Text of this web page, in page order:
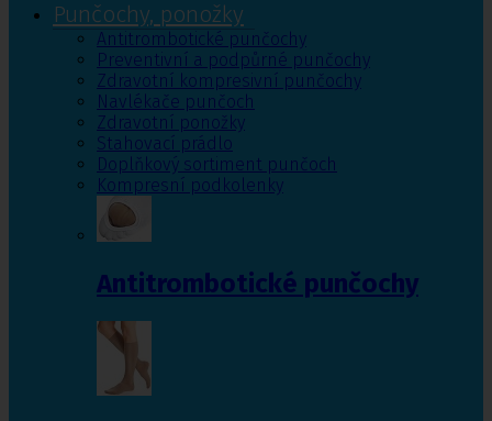
Punčochy, ponožky
Antitrombotické punčochy
Preventivní a podpůrné punčochy
Zdravotní kompresivní punčochy
Navlékače punčoch
Zdravotní ponožky
Stahovací prádlo
Doplňkový sortiment punčoch
Kompresní podkolenky
Antitrombotické punčochy